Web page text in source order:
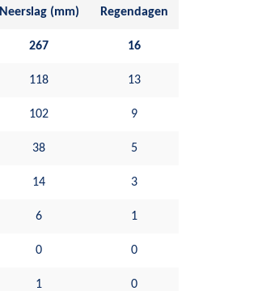
Neerslag (mm) Regendagen
267 16
118 13
102 9
38 5
14 3
6 1
0 0
1 0